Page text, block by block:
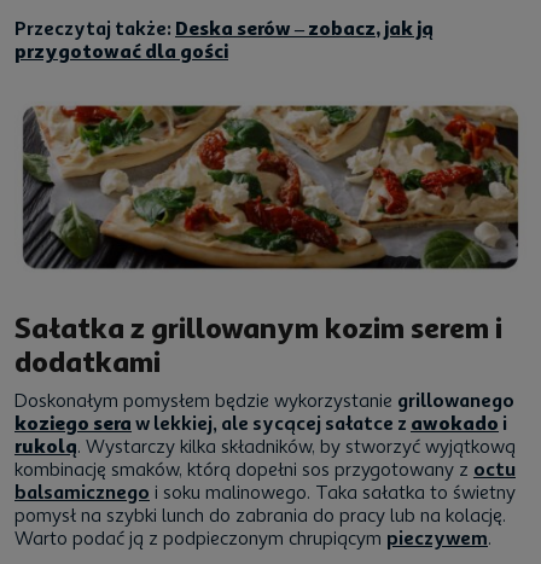
Przeczytaj także: Deska serów – zobacz, jak ją
przygotować dla gości
Sałatka z grillowanym kozim serem i
dodatkami
Doskonałym pomysłem będzie wykorzystanie grillowanego
koziego sera w lekkiej, ale sycącej sałatce z awokado i
rukolą. Wystarczy kilka składników, by stworzyć wyjątkową
kombinację smaków, którą dopełni sos przygotowany z octu
balsamicznego i soku malinowego. Taka sałatka to świetny
pomysł na szybki lunch do zabrania do pracy lub na kolację.
Warto podać ją z podpieczonym chrupiącym pieczywem.